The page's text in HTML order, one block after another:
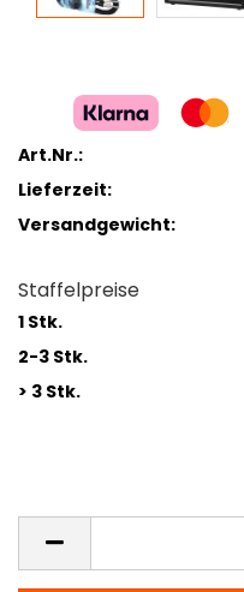
Art.Nr.:
Lieferzeit:
Versandgewicht:
Staffelpreise
1 Stk.
2-3 Stk.
> 3 Stk.